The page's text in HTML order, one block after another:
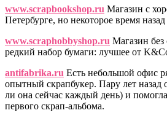
www.scrapbookshop.ru Магазин с
Петербурге, но некоторое время
www.scraphobbyshop.ru Магазин без
редкий набор бумаги: лучшее от
antifabrika.ru Есть небольшой офис
опытный скрапбукер. Пару лет назад
ли она сейчас каждый день) и
первого скрап-альбома.